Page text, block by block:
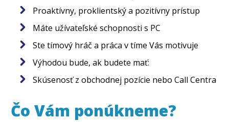
Proaktívny, proklientský a pozitívny prístup
Máte užívateľské schopnosti s PC
Ste tímový hráč a práca v tíme Vás motivuje
Výhodou bude, ak budete mať:
Skúsenosť z obchodnej pozície nebo Call Centra
Čo Vám ponúkneme?